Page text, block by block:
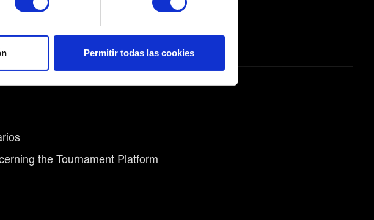
en la Declaración de cookies.
son opcionales y nos proporcionan
Para ayudarnos a contactar contigo, por
modificar tus preferencias al respecto en el
Permitir todas las cookies
clasificatoria
the Tournament Platform